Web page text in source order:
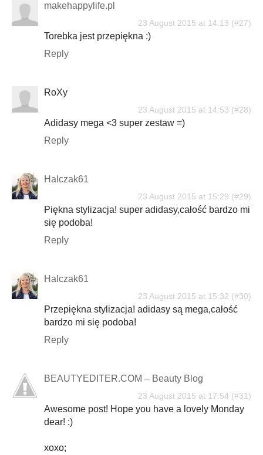
makehappylife.pl
23 August 2015 at 14:13
Torebka jest przepiękna :)
Reply
RoXy
23 August 2015 at 14:53
Adidasy mega <3 super zestaw =)
Reply
Halczak61
23 August 2015 at 15:29
Piękna stylizacja! super adidasy,całość bardzo mi
się podoba!
Reply
Halczak61
23 August 2015 at 15:32
Przepiękna stylizacja! adidasy są mega,całość
bardzo mi się podoba!
Reply
BEAUTYEDITER.COM – Beauty Blog
23 August 2015 at 17:54
Awesome post! Hope you have a lovely Monday
dear! :)
xoxo;